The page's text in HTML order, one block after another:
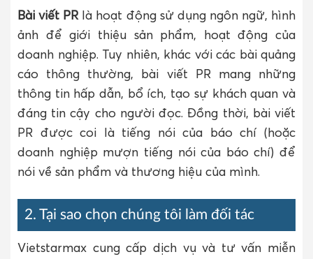
Bài viết PRlà hoạt động sử dụng ngôn ngữ, hình
ảnh để giới thiệu sản phẩm, hoạt động của
doanh nghiệp. Tuy nhiên, khác với các bài quảng
cáo thông thường, bài viết PR mang những
thông tin hấp dẫn, bổ ích, tạo sự khách quan và
đáng tin cậy cho người đọc. Đồng thời, bài viết
PR được coi là tiếng nói của báo chí (hoặc
doanh nghiệp mượn tiếng nói của báo chí) để
nói về sản phẩm và thương hiệu của mình.
2. Tại sao chọn chúng tôi làm đối tác
Vietstarmax cung cấp dịch vụ và tư vấn miễn